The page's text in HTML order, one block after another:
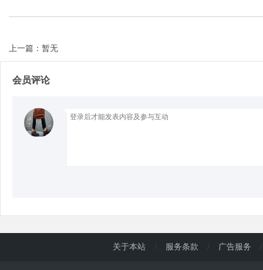
上一篇：暂无
会员评论
关于本站 / 服务条款 / 广告服务 /